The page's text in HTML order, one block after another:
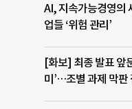
AI, 지속가능경영의
업들 ‘위험 관리’
[화보] 최종 발표 앞
미’…조별 과제 막판